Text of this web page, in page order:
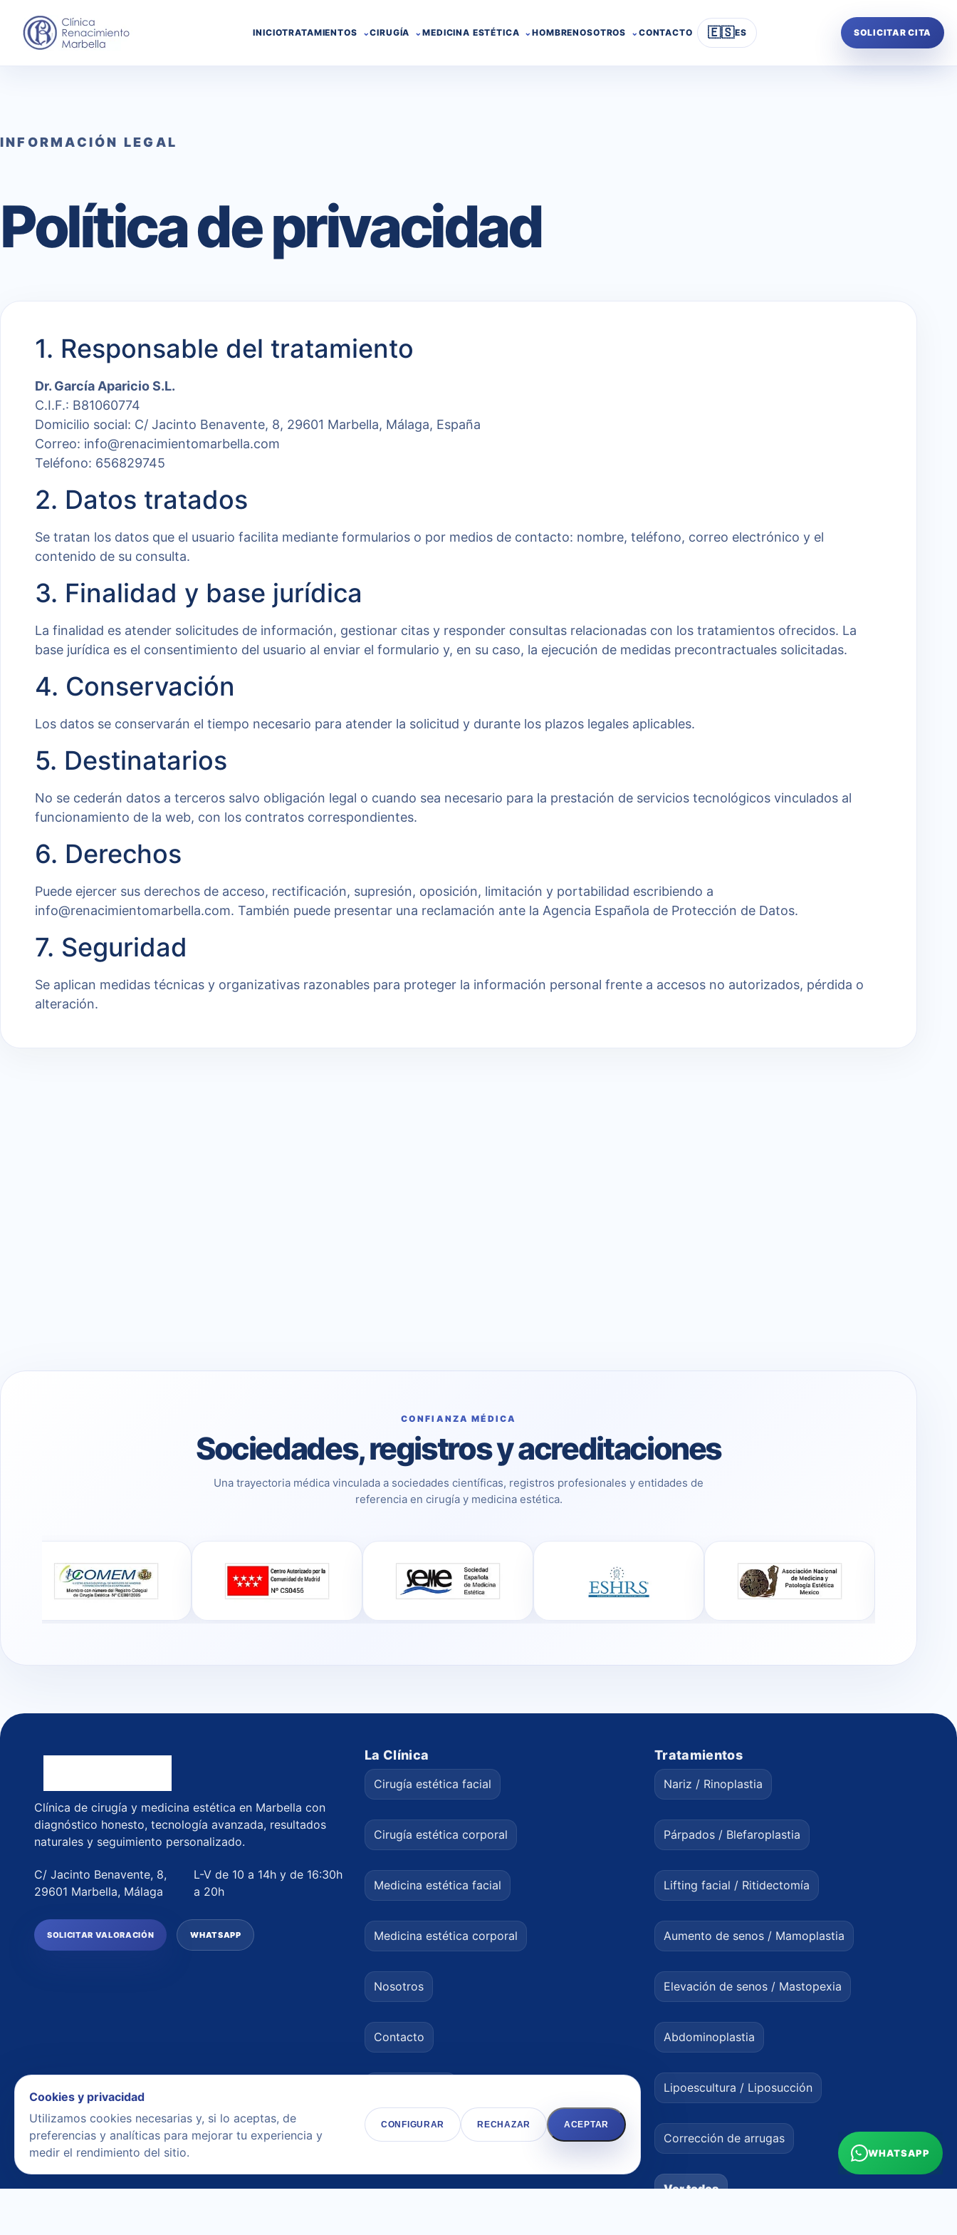
INICIOTRATAMIENTOS CIRUGÍA MEDICINA ESTÉTICA HOMBRENOSOTROS CONTACTO 🇪🇸ES SOLICITAR CITA
INFORMACIÓN LEGAL
Política de privacidad
1. Responsable del tratamiento
Dr. García Aparicio S.L.
C.I.F.: B81060774
Domicilio social: C/ Jacinto Benavente, 8, 29601 Marbella, Málaga, España
Correo: info@renacimientomarbella.com
Teléfono: 656829745
2. Datos tratados
Se tratan los datos que el usuario facilita mediante formularios o por medios de contacto: nombre, teléfono, correo electrónico y el
contenido de su consulta.
3. Finalidad y base jurídica
La finalidad es atender solicitudes de información, gestionar citas y responder consultas relacionadas con los tratamientos ofrecidos. La
base jurídica es el consentimiento del usuario al enviar el formulario y, en su caso, la ejecución de medidas precontractuales solicitadas.
4. Conservación
Los datos se conservarán el tiempo necesario para atender la solicitud y durante los plazos legales aplicables.
5. Destinatarios
No se cederán datos a terceros salvo obligación legal o cuando sea necesario para la prestación de servicios tecnológicos vinculados al
funcionamiento de la web, con los contratos correspondientes.
6. Derechos
Puede ejercer sus derechos de acceso, rectificación, supresión, oposición, limitación y portabilidad escribiendo a
info@renacimientomarbella.com. También puede presentar una reclamación ante la Agencia Española de Protección de Datos.
7. Seguridad
Se aplican medidas técnicas y organizativas razonables para proteger la información personal frente a accesos no autorizados, pérdida o
alteración.
CONFIANZA MÉDICA
Sociedades, registros y acreditaciones
Una trayectoria médica vinculada a sociedades científicas, registros profesionales y entidades de
referencia en cirugía y medicina estética.
Clínica de cirugía y medicina estética en Marbella con
diagnóstico honesto, tecnología avanzada, resultados
naturales y seguimiento personalizado.
C/ Jacinto Benavente, 8,
29601 Marbella, Málaga
L-V de 10 a 14h y de 16:30h
a 20h
SOLICITAR VALORACIÓN WHATSAPP
La Clínica
Cirugía estética facial
Cirugía estética corporal
Medicina estética facial
Medicina estética corporal
Nosotros
Contacto
info@renacimientomarbella.com
Tratamientos
Nariz / Rinoplastia
Párpados / Blefaroplastia
Lifting facial / Ritidectomía
Aumento de senos / Mamoplastia
Elevación de senos / Mastopexia
Abdominoplastia
Lipoescultura / Liposucción
Corrección de arrugas
Ver todos
WHATSAPP
Cookies y privacidad
Utilizamos cookies necesarias y, si lo aceptas, de
preferencias y analíticas para mejorar tu experiencia y
medir el rendimiento del sitio.
CONFIGURAR RECHAZAR ACEPTAR